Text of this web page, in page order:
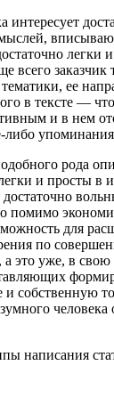
интересует
легки
всего заказчик
ее
в тексте —
и в нем
либо
рода
и просты в
помимо
для
по
это уже, в свою
собственную
человека
написания